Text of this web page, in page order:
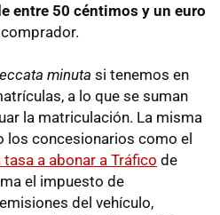
entre 50 céntimos y un euro
minuta si tenemos en
a lo que se suman
la matriculación. La misma
los concesionarios como el
tasa a abonar a Tráfico de
el impuesto de
del vehículo,